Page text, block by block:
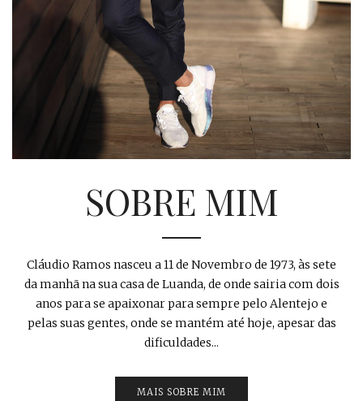
SOBRE MIM
Cláudio Ramos nasceu a 11 de Novembro de 1973, às sete
da manhã na sua casa de Luanda, de onde sairia com dois
anos para se apaixonar para sempre pelo Alentejo e
pelas suas gentes, onde se mantém até hoje, apesar das
dificuldades...
MAIS SOBRE MIM